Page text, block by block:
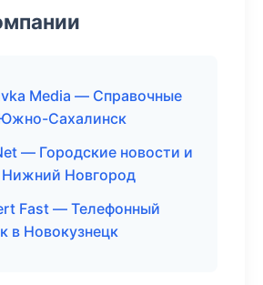
Media — Справочные
Сахалинск
— Городские новости и
Нижний Новгород
Fast — Телефонный
в Новокузнецк